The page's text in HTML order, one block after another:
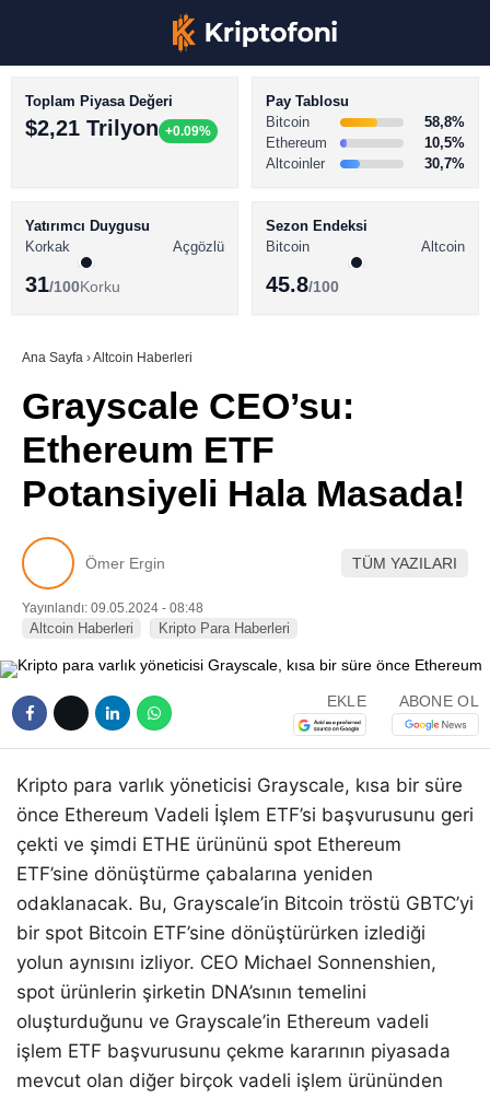
Youtube
BİTCOİN HABERLERİ
ALTCOİN HABERLERİ
SÖZLÜK
Toplam Piyasa Değeri
$2,21 Trilyon +0.09%
Pay Tablosu
Bitcoin
58,8%
Ethereum
10,5%
Altcoinler
30,7%
Yatırımcı Duygusu
Korkak
Açgözlü
31/100Korku
Sezon Endeksi
Bitcoin
Altcoin
45.8/100
Ana Sayfa ›Altcoin Haberleri
Grayscale CEO’su:
Ethereum ETF
Potansiyeli Hala Masada!
Ömer Ergin TÜM YAZILARI
Yayınlandı: 09.05.2024 - 08:48
Altcoin Haberleri Kripto Para Haberleri
EKLE ABONE OL
Kripto para varlık yöneticisi Grayscale, kısa bir süre
önce Ethereum Vadeli İşlem ETF’si başvurusunu geri
çekti ve şimdi ETHE ürününü spot Ethereum
ETF’sine dönüştürme çabalarına yeniden
odaklanacak. Bu, Grayscale’in Bitcoin tröstü GBTC’yi
bir spot Bitcoin ETF’sine dönüştürürken izlediği
yolun aynısını izliyor. CEO Michael Sonnenshien,
spot ürünlerin şirketin DNA’sının temelini
oluşturduğunu ve Grayscale’in Ethereum vadeli
işlem ETF başvurusunu çekme kararının piyasada
mevcut olan diğer birçok vadeli işlem ürününden